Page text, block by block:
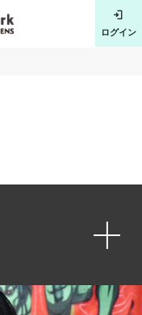
ログイン
キャリア